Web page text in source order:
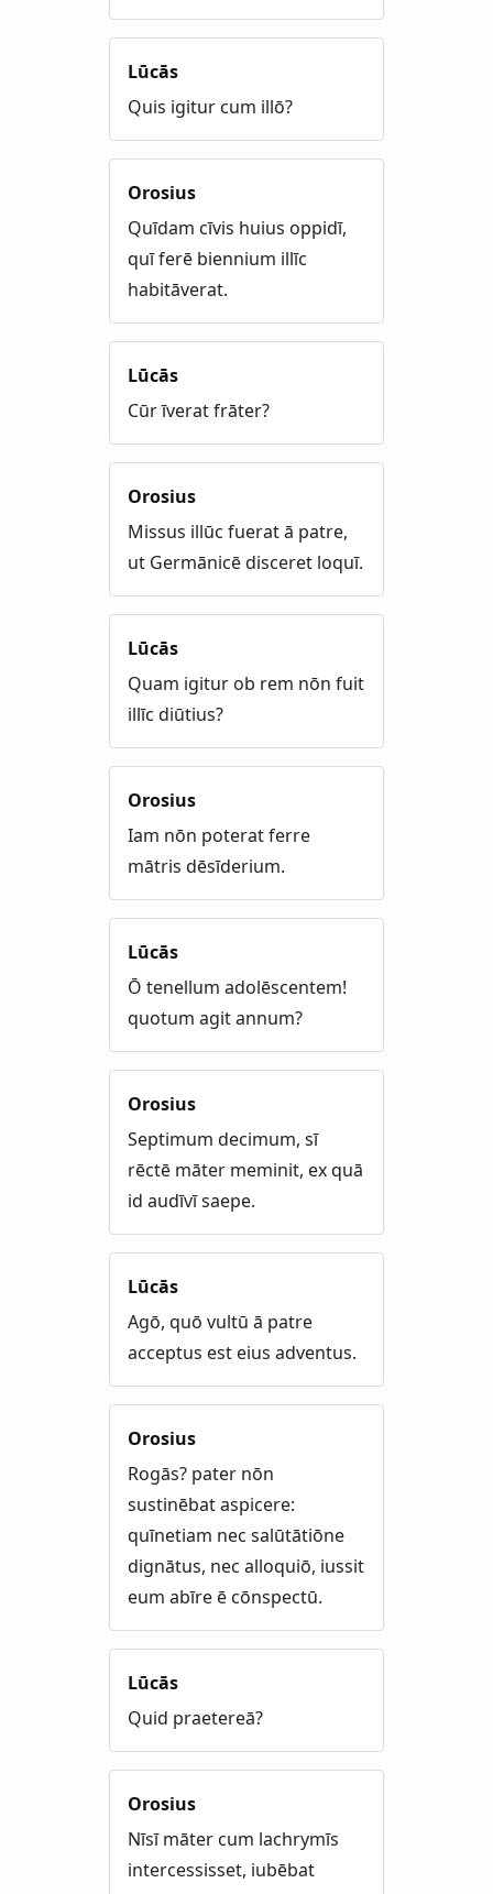
Lūcās
Quis igitur cum illō?
Orosius
Quīdam cīvis huius oppidī,
quī ferē biennium illīc
habitāverat.
Lūcās
Cūr īverat frāter?
Orosius
Missus illūc fuerat ā patre,
ut Germānicē disceret loquī.
Lūcās
Quam igitur ob rem nōn fuit
illīc diūtius?
Orosius
Iam nōn poterat ferre
mātris dēsīderium.
Lūcās
Ō tenellum adolēscentem!
quotum agit annum?
Orosius
Septimum decimum, sī
rēctē māter meminit, ex quā
id audīvī saepe.
Lūcās
Agō, quō vultū ā patre
acceptus est eius adventus.
Orosius
Rogās? pater nōn
sustinēbat aspicere:
quīnetiam nec salūtātiōne
dignātus, nec alloquiō, iussit
eum abīre ē cōnspectū.
Lūcās
Quid praetereā?
Orosius
Nīsī māter cum lachrymīs
intercessisset, iubēbat